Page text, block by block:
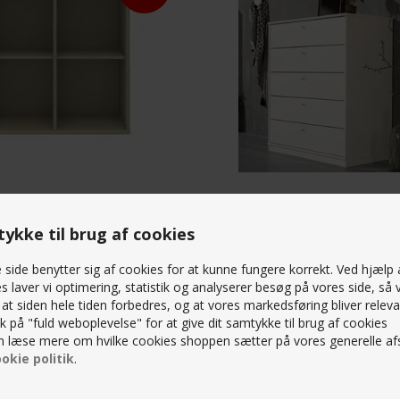
til brug af cookies
side benytter sig af cookies for at kunne fungere korrekt. Ved hjælp
laver vi optimering, statistik og analyserer besøg på vores side, så
at siden hele tiden forbedres, og at vores markedsføring bliver
på "fuld weboplevelse" for at give dit samtykke til brug af cookies
læse mere om hvilke cookies shoppen sætter på vores generelle
politik.
025 - BEIGE
STÆRK
PRIS